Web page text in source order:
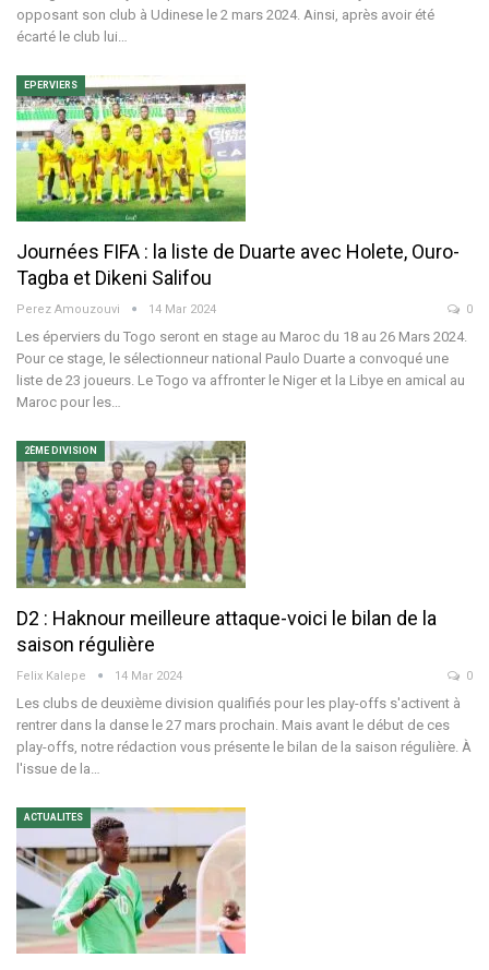
opposant son club à Udinese le 2 mars 2024. Ainsi, après avoir été
écarté le club lui…
EPERVIERS
Journées FIFA : la liste de Duarte avec Holete, Ouro-
Tagba et Dikeni Salifou
Perez Amouzouvi 14 Mar 2024 0
Les éperviers du Togo seront en stage au Maroc du 18 au 26 Mars 2024.
Pour ce stage, le sélectionneur national Paulo Duarte a convoqué une
liste de 23 joueurs. Le Togo va affronter le Niger et la Libye en amical au
Maroc pour les…
2ÈME DIVISION
D2 : Haknour meilleure attaque-voici le bilan de la
saison régulière
Felix Kalepe 14 Mar 2024 0
Les clubs de deuxième division qualifiés pour les play-offs s'activent à
rentrer dans la danse le 27 mars prochain. Mais avant le début de ces
play-offs, notre rédaction vous présente le bilan de la saison régulière. À
l'issue de la
ACTUALITES